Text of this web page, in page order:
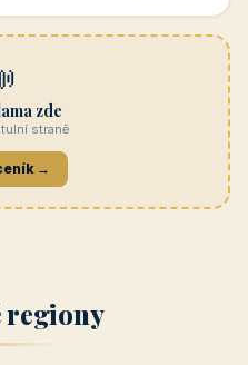
zde
straně
→
regiony
kraj)
Žilinský
Střední Čechy
(Středočeský